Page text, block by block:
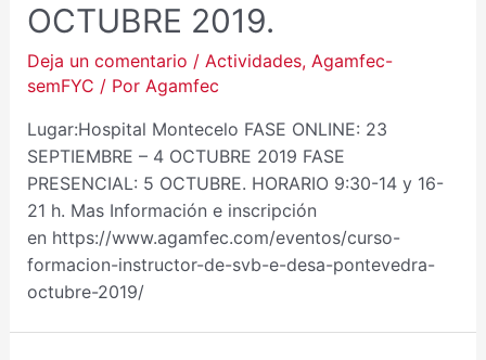
OCTUBRE 2019.
Deja un comentario / Actividades, Agamfec-
semFYC / Por Agamfec
Lugar:Hospital Montecelo FASE ONLINE: 23
SEPTIEMBRE – 4 OCTUBRE 2019 FASE
PRESENCIAL: 5 OCTUBRE. HORARIO 9:30-14 y 16-
21 h. Mas Información e inscripción
en https://www.agamfec.com/eventos/curso-
formacion-instructor-de-svb-e-desa-pontevedra-
octubre-2019/